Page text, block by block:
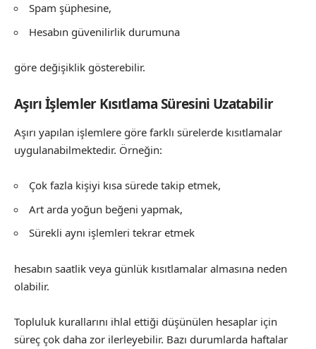
Spam şüphesine,
Hesabın güvenilirlik durumuna
göre değişiklik gösterebilir.
Aşırı İşlemler Kısıtlama Süresini Uzatabilir
Aşırı yapılan işlemlere göre farklı sürelerde kısıtlamalar
uygulanabilmektedir. Örneğin:
Çok fazla kişiyi kısa sürede takip etmek,
Art arda yoğun beğeni yapmak,
Sürekli aynı işlemleri tekrar etmek
hesabın saatlik veya günlük kısıtlamalar almasına neden
olabilir.
Topluluk kurallarını ihlal ettiği düşünülen hesaplar için
süreç çok daha zor ilerleyebilir. Bazı durumlarda haftalar